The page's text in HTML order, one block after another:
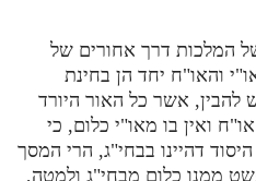
המלכות דרך אחורים של
והאו"ח יחד הן בחינת
להבין, אשר כל האור היורד
ואין בו מאו"י כלום, כי
דהיינו בבחי"ג, הרי המסך
ממנו כלום מבחי"ג ולמטה,